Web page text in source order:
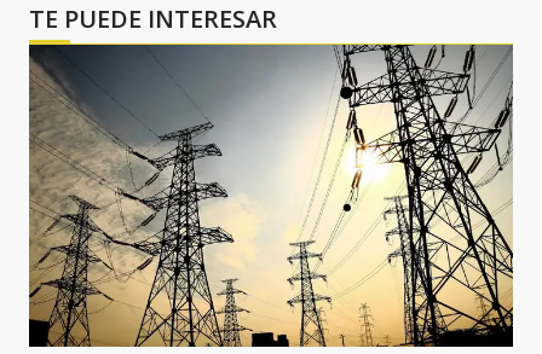
TE PUEDE INTERESAR